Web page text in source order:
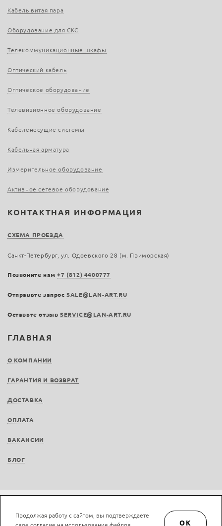
ГЛАВНАЯ
О КОМПАНИИ
ГАРАНТИЯ И ВОЗВРАТ
ДОСТАВКА
ОПЛАТА
ВАКАНСИИ
БЛОГ
Кабель витая пара
Оборудование для СКС
Телекоммуникационные шкафы
Оптический кабель
Оптическое оборудование
Телевизионное оборудование
Кабеленесущие системы
Кабельная арматура
Измерительное оборудование
Активное сетевое оборудование
КОНТАКТНАЯ ИНФОРМАЦИЯ
СХЕМА ПРОЕЗДА
Санкт-Петербург, ул. Одоевского 28 (м. Приморская)
Позвоните нам+7 (812) 4400777
Отправьте запросSALE@LAN-ART.RU
Оставьте отзыв SERVICE@LAN-ART.RU
Не является публичной офертой © LAN-art.ru, 2013—2026. Все права защищены.
Политика конфиденциальности.
Положение об обработке и защите персональных
Продолжая работу с сайтом, вы подтверждаете
OK